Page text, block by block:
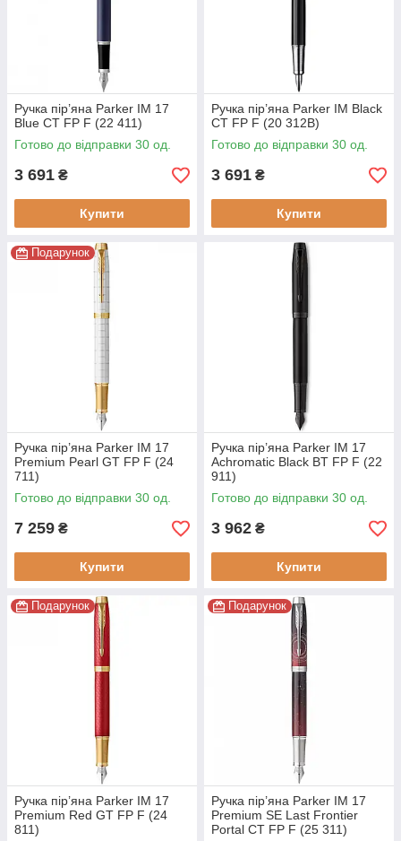
Ручка пір’яна Parker IM 17
Blue CT FP F (22 411)
Готово до відправки 30 од.
3 691 ₴
Купити
Ручка пір’яна Parker IM Black
CT FP F (20 312B)
Готово до відправки 30 од.
3 691 ₴
Купити
Подарунок
Ручка пір’яна Parker IM 17
Premium Pearl GT FP F (24
711)
Готово до відправки 30 од.
7 259 ₴
Купити
Ручка пір’яна Parker IM 17
Achromatic Black BT FP F (22
911)
Готово до відправки 30 од.
3 962 ₴
Купити
Подарунок
Ручка пір’яна Parker IM 17
Premium Red GT FP F (24
811)
Подарунок
Ручка пір’яна Parker IM 17
Premium SE Last Frontier
Portal CT FP F (25 311)